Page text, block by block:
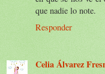
que nadie lo note.
Responder
Celia Álvarez